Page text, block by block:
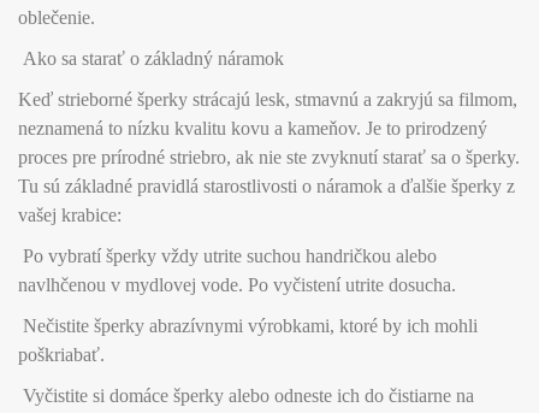
oblečenie.
Ako sa starať o základný náramok
Keď strieborné šperky strácajú lesk, stmavnú a zakryjú sa filmom,
neznamená to nízku kvalitu kovu a kameňov. Je to prirodzený
proces pre prírodné striebro, ak nie ste zvyknutí starať sa o šperky.
Tu sú základné pravidlá starostlivosti o náramok a ďalšie šperky z
vašej krabice:
Po vybratí šperky vždy utrite suchou handričkou alebo
navlhčenou v mydlovej vode. Po vyčistení utrite dosucha.
Nečistite šperky abrazívnymi výrobkami, ktoré by ich mohli
poškriabať.
Vyčistite si domáce šperky alebo odneste ich do čistiarne na